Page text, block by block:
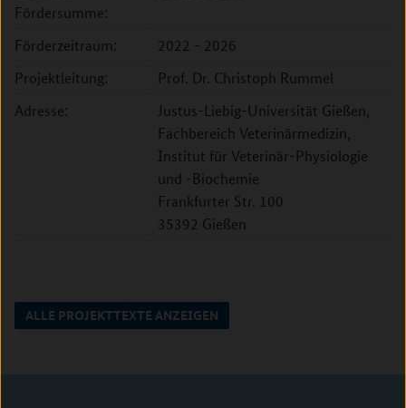
Fördersumme:
Förderzeitraum:
2022 - 2026
Projektleitung:
Prof. Dr. Christoph Rummel
Adresse:
Justus-Liebig-Universität Gießen,
Fachbereich Veterinärmedizin,
Institut für Veterinär-Physiologie
und -Biochemie
Frankfurter Str. 100
35392 Gießen
ALLE PROJEKTTEXTE ANZEIGEN